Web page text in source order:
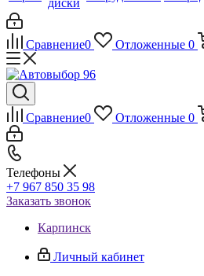
диски
Сравнение0 Отложенные 0
Сравнение0 Отложенные 0
Телефоны
+7 967 850 35 98
Заказать звонок
Карпинск
Личный кабинет